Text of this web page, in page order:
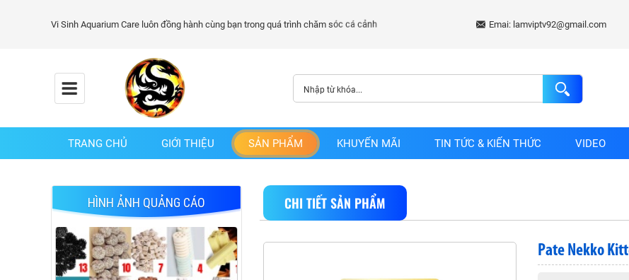
Emai: lamviptv92@gmail.com
TRANG CHỦ GIỚI THIỆU SẢN PHẨM KHUYẾN MÃI TIN TỨC & KIẾN THỨC VIDEO
HÌNH ẢNH QUẢNG CÁO CHI TIẾT SẢN PHẨM
Pate Nekko